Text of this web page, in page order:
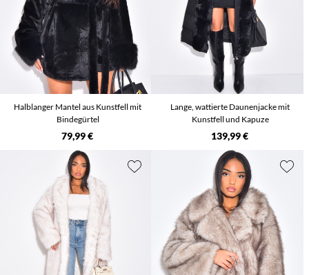
Halblanger Mantel aus Kunstfell mit
Bindegürtel
79,99 €
Lange, wattierte Daunenjacke mit
Kunstfell und Kapuze
139,99 €